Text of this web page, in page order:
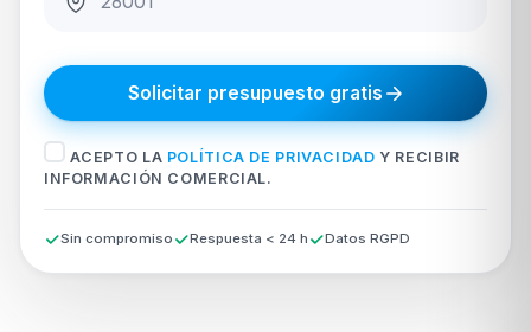
Solicitar presupuesto gratis
ACEPTO LA POLÍTICA DE PRIVACIDAD Y RECIBIR
INFORMACIÓN COMERCIAL.
Sin compromiso Respuesta < 24 h Datos RGPD